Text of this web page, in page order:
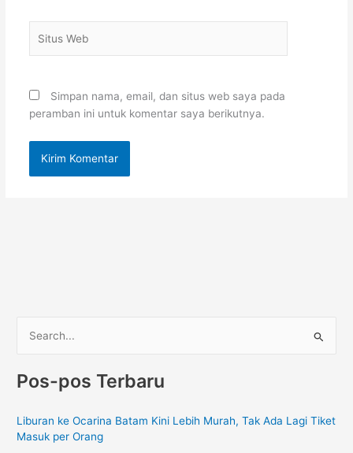
Web
Simpan nama, email, dan situs web saya pada
peramban ini untuk komentar saya berikutnya.
r
u
Pos-pos Terbaru
Liburan ke Ocarina Batam Kini Lebih Murah, Tak Ada Lagi Tiket
Masuk per Orang